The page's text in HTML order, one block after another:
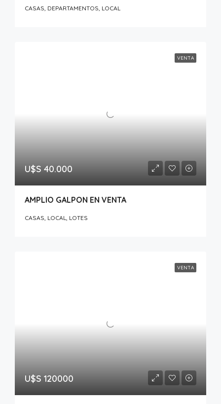
CASAS, DEPARTAMENTOS, LOCAL
VENTA
U$S 40.000
AMPLIO GALPON EN VENTA
CASAS, LOCAL, LOTES
VENTA
U$S 120000